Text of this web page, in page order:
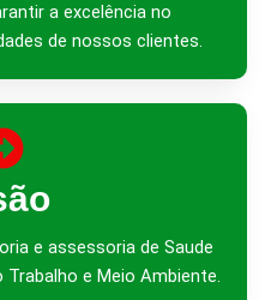
a excelência no
de nossos clientes.
e assessoria de Saude
e Meio Ambiente.